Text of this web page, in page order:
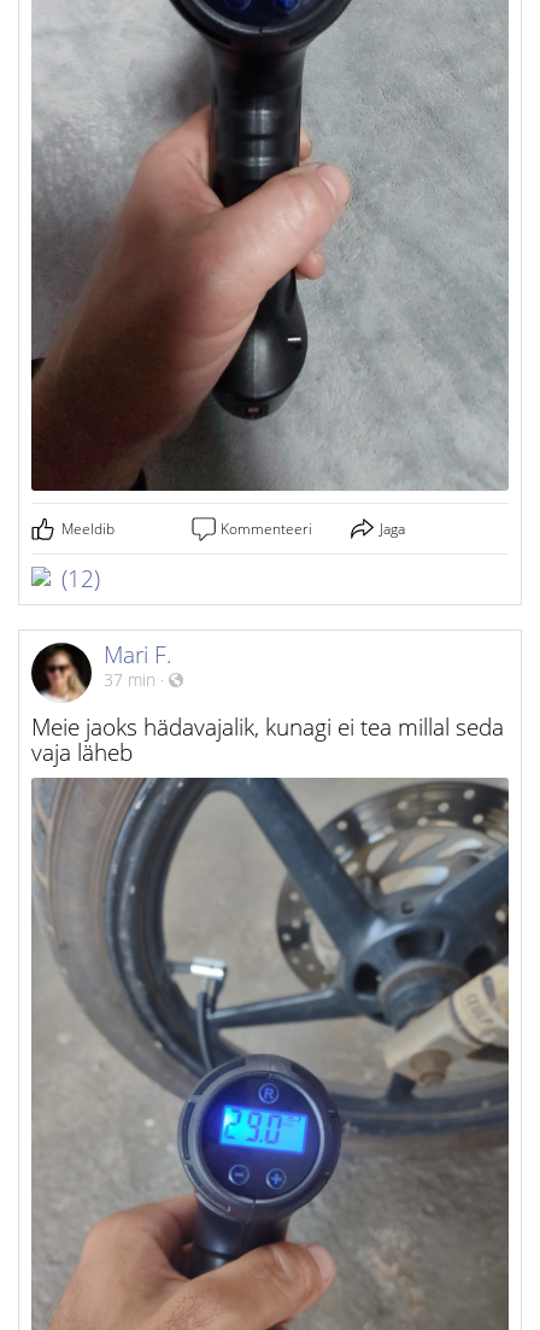
Meeldib Kommenteeri Jaga
(12)
Mari F.
37 min ·
Meie jaoks hädavajalik, kunagi ei tea millal seda
vaja läheb